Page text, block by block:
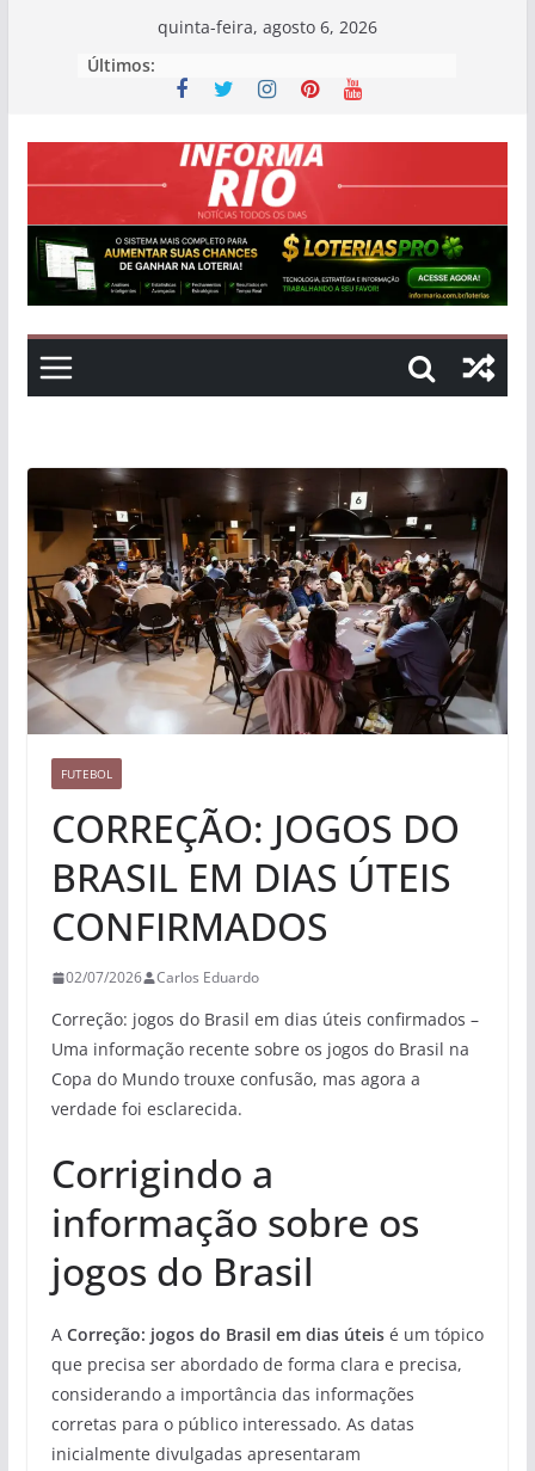
quinta-feira, agosto 6, 2026
Últimos:
FUTEBOL
CORREÇÃO: JOGOS DO
BRASIL EM DIAS ÚTEIS
CONFIRMADOS
02/07/2026 Carlos Eduardo
Correção: jogos do Brasil em dias úteis confirmados –
Uma informação recente sobre os jogos do Brasil na
Copa do Mundo trouxe confusão, mas agora a
verdade foi esclarecida.
Corrigindo a
informação sobre os
jogos do Brasil
A Correção: jogos do Brasil em dias úteisé um tópico
que precisa ser abordado de forma clara e precisa,
considerando a importância das informações
corretas para o público interessado. As datas
inicialmente divulgadas apresentaram